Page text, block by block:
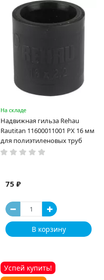
На складе
Надвижная гильза Rehau
Rautitan 11600011001 PX 16 мм
для полиэтиленовых труб
75 ₽
В корзину
Успей купить!